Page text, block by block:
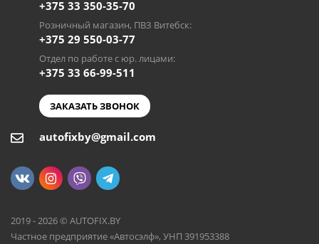
+375 33 350-35-70
Розничный магазин, ПВЗ Витебск:
+375 29 550-03-77
Отдел по работе с юр. лицами:
+375 33 66-99-511
ЗАКАЗАТЬ ЗВОНОК
autofixby@gmail.com
2019 - 2026 © AUTOFIX.BY
Частное предприятие «Автосэлф», УНП 391953388